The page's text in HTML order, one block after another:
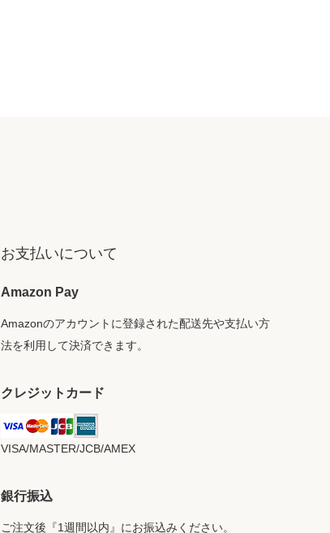
お支払いについて
Amazon Pay
Amazonのアカウントに登録された配送先や支払い方
法を利用して決済できます。
クレジットカード
VISA/MASTER/JCB/AMEX
銀行振込
ご注文後『1週間以内』にお振込みください。